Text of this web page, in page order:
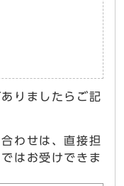
りましたらご記
わせは、直接担
はお受けできま